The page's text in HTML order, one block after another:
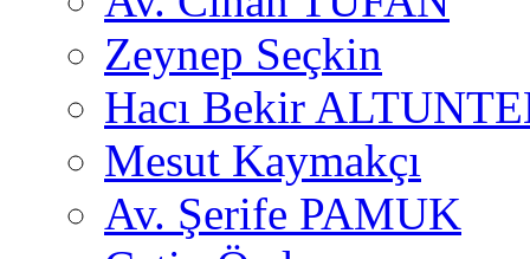
Zeynep Seçkin
Hacı Bekir
Mesut Kaymakçı
Av. Şerife PAMUK